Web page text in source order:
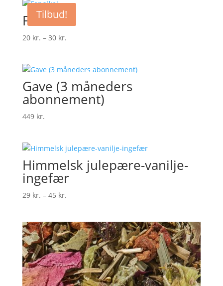
47 kr.
Tilbud!
Fennikel
20 kr. – 30 kr.Prisinterval:
30 kr.
Gave (3 måneders
abonnement)
449 kr.
Himmelsk julepære-vanilje-
ingefær
29 kr. – 45 kr.Prisinterval:
45 kr.